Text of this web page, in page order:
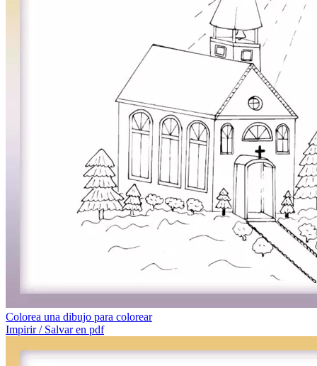
Colorea una dibujo para colorear
Impirir / Salvar en pdf